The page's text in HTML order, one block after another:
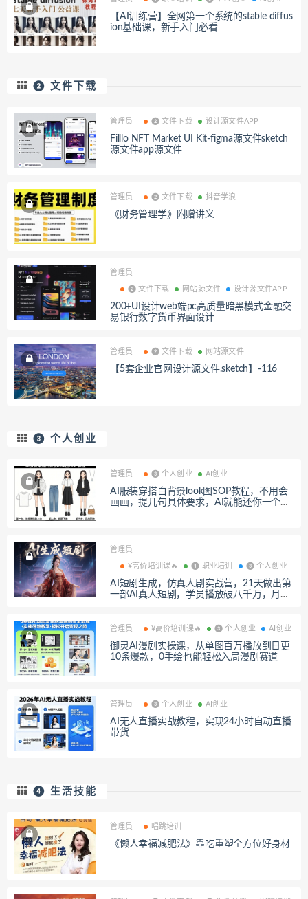
【AI训练营】全网第一个系统的stable diffus
ion基础课，新手入门必看
❷ 文件下载
管理员 ❷ 文件下载 设计源文件APP
Filllo NFT Market UI Kit-figma源文件sketch
源文件app源文件
管理员 ❷ 文件下载 抖音学浪
《财务管理学》附赠讲义
管理员
❷ 文件下载 网站源文件 设计源文件APP
200+UI设计web端pc高质量暗黑模式金融交
易银行数字货币界面设计
管理员 ❷ 文件下载 网站源文件
【5套企业官网设计源文件.sketch】-116
❸ 个人创业
管理员 ❸ 个人创业 AI创业
AI服装穿搭白背景look图SOP教程，不用会
画画，提几句具体要求，AI就能还你一个奇
管理员
¥高价培训课🔥 ❶ 职业培训 ❸ 个人创业
AI短剧生成，仿真人剧实战营，21天做出第
一部AI真人短剧，学员播放破八千万，月入
管理员 ¥高价培训课🔥 ❸ 个人创业 AI创业
御灵AI漫剧实操课，从单图百万播放到日更
10条爆款，0手绘也能轻松入局漫剧赛道
管理员 ❸ 个人创业 AI创业
AI无人直播实战教程，实现24小时自动直播
带货
❹ 生活技能
管理员 唱跳培训
《懒人幸福减肥法》靠吃重塑全方位好身材